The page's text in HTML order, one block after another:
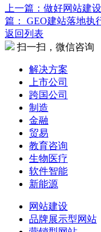
上一篇：做好网站建
篇： GEO建站落地执
返回列表
扫一扫，微信咨询
解决方案
上市公司
跨国公司
制造
金融
贸易
教育咨询
生物医疗
软件智能
新能源
网站建设
品牌展示型网站